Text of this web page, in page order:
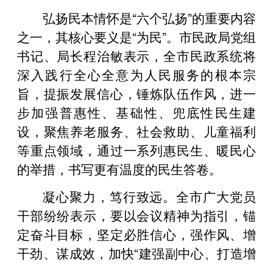
弘扬民本情怀是“六个弘扬”的重要内容
之一，其核心要义是“为民”。市民政局党组
书记、局长程治敏表示，全市民政系统将
深入践行全心全意为人民服务的根本宗
旨，提振发展信心，锤炼队伍作风，进一
步加强普惠性、基础性、兜底性民生建
设，聚焦养老服务、社会救助、儿童福利
等重点领域，通过一系列惠民生、暖民心
的举措，书写更有温度的民生答卷。
凝心聚力，笃行致远。全市广大党员
干部纷纷表示，要以会议精神为指引，锚
定奋斗目标，坚定必胜信心，强作风、增
干劲、谋成效，加快“建强副中心、打造增